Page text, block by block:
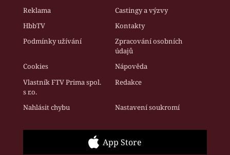
Reklama
Castingy a výzvy
HbbTV
Kontakty
Podmínky užívání
Zpracování osobních
údajů
Cookies
Nápověda
Vlastník FTV Prima spol.
s r.o.
Redakce
Nahlásit chybu Nastavení soukromí
App Store